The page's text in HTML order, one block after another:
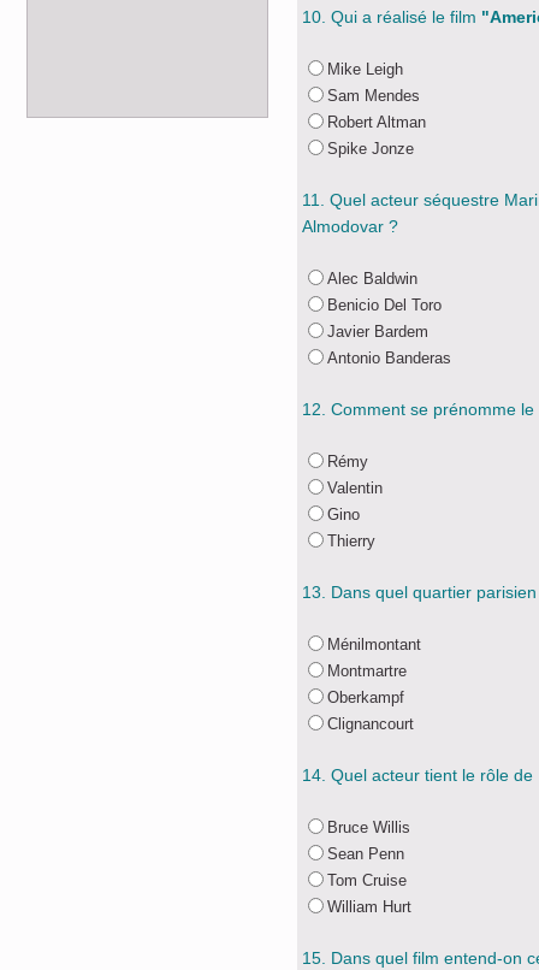
10. Qui a réalisé le film
Mike Leigh
Sam Mendes
Robert Altman
Spike Jonze
11. Quel acteur séquestre
Almodovar ?
Alec Baldwin
Benicio Del Toro
Javier Bardem
Antonio Banderas
12. Comment se prénomme
Rémy
Valentin
Gino
Thierry
13. Dans quel quartier
Ménilmontant
Montmartre
Oberkampf
Clignancourt
14. Quel acteur tient le rôle
Bruce Willis
Sean Penn
Tom Cruise
William Hurt
15. Dans quel film entend-on